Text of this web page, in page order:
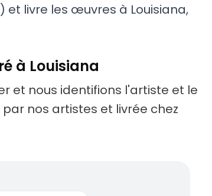
livre les œuvres à Louisiana,
à Louisiana
et nous identifions l'artiste et le
nos artistes et livrée chez